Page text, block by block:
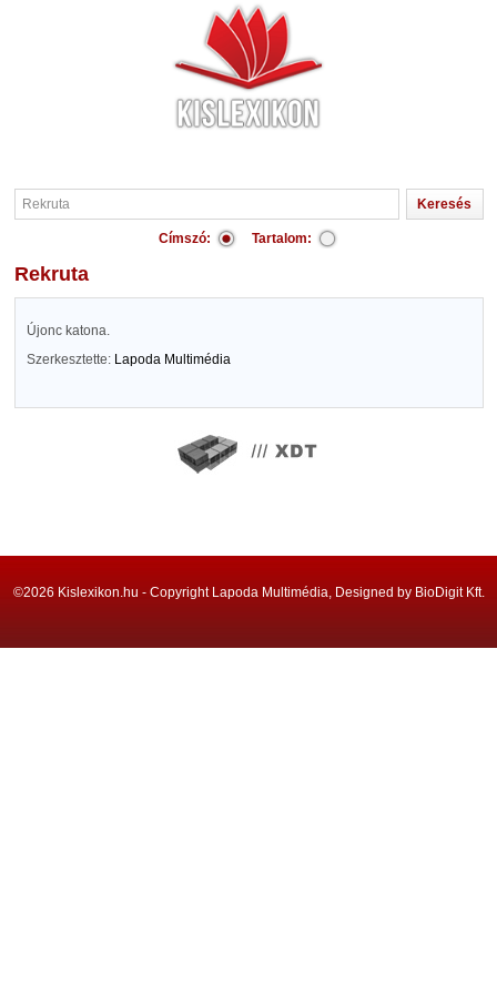
Címszó: Tartalom:
Rekruta
Újonc katona.
Szerkesztette: Lapoda Multimédia
©2026 Kislexikon.hu - Copyright Lapoda Multimédia, Designed by BioDigit Kft.